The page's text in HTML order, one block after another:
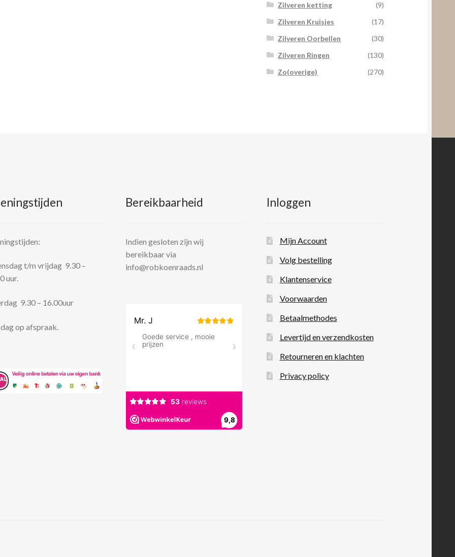
Zilveren ketting
(9)
Zilveren Kruisjes
(17)
Zilveren Oorbellen
(30)
Zilveren Ringen
(130)
Zo(overige)
(270)
t/m vrijdag 9.30 –
uur.
9.30 – 16.00uur
op afspraak.
Bereikbaarheid
Indien gesloten zijn wij
bereikbaar via
info@robkoenraads.nl
Inloggen
Mijn Account
Volg bestelling
Klantenservice
Voorwaarden
Betaalmethodes
Levertijd en verzendkosten
Retourneren en klachten
Privacy policy